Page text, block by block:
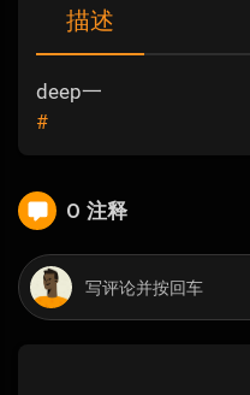
描述
deep一
#
0 注释